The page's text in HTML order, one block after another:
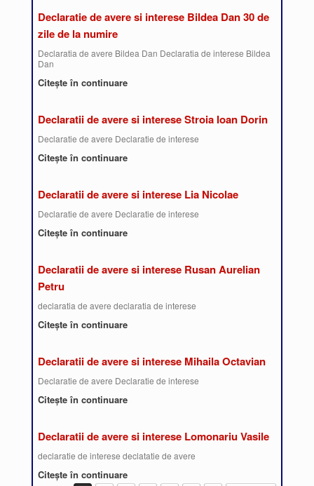
Declaratie de avere si interese Bildea Dan 30 de
zile de la numire
Declaratia de avere Bildea Dan Declaratia de interese Bildea
Dan
Citește în continuare
Declaratii de avere si interese Stroia Ioan Dorin
Declaratie de avere Declaratie de interese
Citește în continuare
Declaratii de avere si interese Lia Nicolae
Declaratie de avere Declaratie de interese
Citește în continuare
Declaratii de avere si interese Rusan Aurelian
Petru
declaratia de avere declaratia de interese
Citește în continuare
Declaratii de avere si interese Mihaila Octavian
Declaratie de avere Declaratie de interese
Citește în continuare
Declaratii de avere si interese Lomonariu Vasile
declaratie de interese declatatie de avere
Citește în continuare